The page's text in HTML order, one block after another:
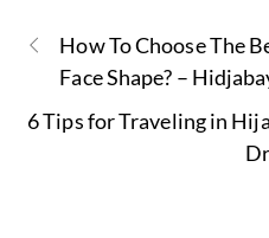
How To Choose The
Face Shape? –
6 Tips for Traveling in